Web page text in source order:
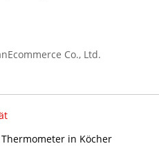
Co., Ltd.
in Köcher